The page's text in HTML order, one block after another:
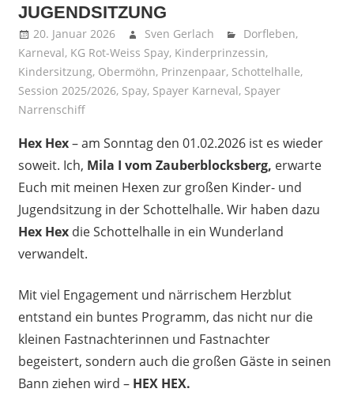
UGENDSITZUNG
20. Januar 2026 Sven Gerlach Dorfleben,
Karneval, KG Rot-Weiss Spay, Kinderprinzessin,
Kindersitzung, Obermöhn, Prinzenpaar, Schottelhalle,
Session 2025/2026, Spay, Spayer Karneval, Spayer
Narrenschiff
Hex Hex– am Sonntag den 01.02.2026 ist es wieder
soweit. Ich, Mila I vom Zauberblocksberg, erwarte
Euch mit meinen Hexen zur großen Kinder- und
Jugendsitzung in der Schottelhalle. Wir haben dazu
Hex Hexdie Schottelhalle in ein Wunderland
verwandelt.
Mit viel Engagement und närrischem Herzblut
entstand ein buntes Programm, das nicht nur die
kleinen Fastnachterinnen und Fastnachter
begeistert, sondern auch die großen Gäste in seinen
Bann ziehen wird – HEX HEX.